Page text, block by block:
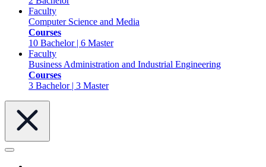
Faculty
Computer Science and Media
Courses
10 Bachelor | 6 Master
Faculty
Business Administration and Industrial Engineering
Courses
3 Bachelor | 3 Master